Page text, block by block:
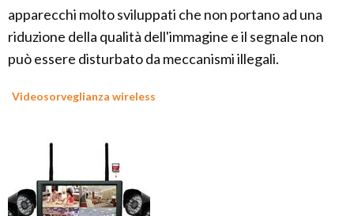
apparecchi molto sviluppati che non portano ad una
riduzione della qualità dell'immagine e il segnale non
può essere disturbato da meccanismi illegali.
Videosorveglianza wireless